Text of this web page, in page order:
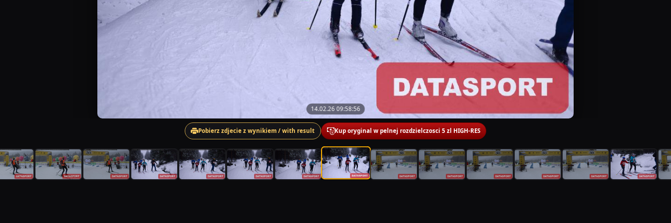
14.02.26 09:58:56
Pobierz zdjecie z wynikiem / with result Kup oryginal w pelnej rozdzielczosci 5 zl HIGH-RES